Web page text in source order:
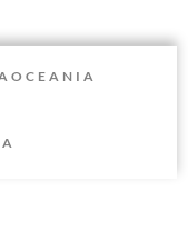
OCEANIA